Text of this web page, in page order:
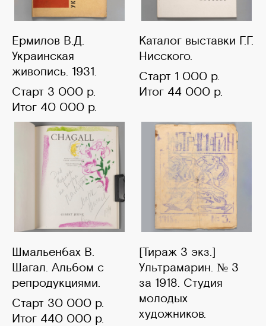
Ермилов В.Д.
Украинская
живопись. 1931.
Старт 3 000 р.
Итог 40 000 р.
Каталог выставки Г.Г.
Нисского.
Старт 1 000 р.
Итог 44 000 р.
Шмальенбах В.
Шагал. Альбом с
репродукциями.
Старт 30 000 р.
Итог 440 000 р.
[Тираж 3 экз.]
Ультрамарин. № 3
за 1918. Студия
молодых
художников.